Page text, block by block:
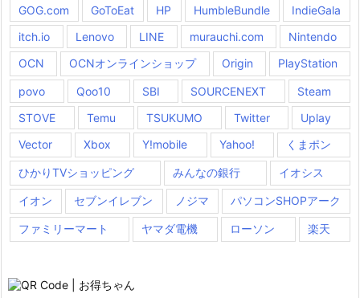
GOG.com GoToEat HP HumbleBundle
IndieGala
itch.io
Lenovo LINE murauchi.com
Nintendo
OCN
OCNオンラインショップ Origin PlayStation
povo Qoo10 SBI SOURCENEXT
Steam
STOVE
Temu TSUKUMO Twitter
Uplay
Vector
Xbox Y!mobile Yahoo! くまポン
ひかりTVショッピング みんなの銀行 イオシス
イオン セブンイレブン ノジマ パソコンSHOPアーク
ファミリーマート ヤマダ電機 ローソン 楽天